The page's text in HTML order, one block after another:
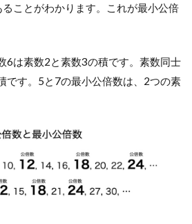
ことがわかります。これが最小公倍
6は素数2と素数3の積です。素数同士
です。5と7の最小公倍数は、2つの素